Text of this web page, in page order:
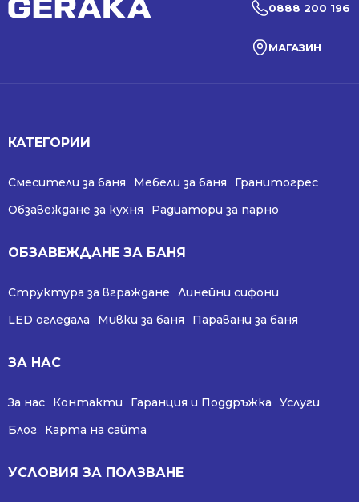
0888 200 196
МАГАЗИН
КАТЕГОРИИ
Смесители за баня Мебели за баня
Гранитогрес
Обзавеждане за кухня
Радиатори за парно
ОБЗАВЕЖДАНЕ ЗА БАНЯ
Структура за вграждане
Линейни сифони
LED огледала
Мивки за баня Паравани за баня
ЗА НАС
За нас Контакти Гаранция и Поддръжка
Услуги
Блог
Карта на сайта
УСЛОВИЯ ЗА ПОЛЗВАНЕ